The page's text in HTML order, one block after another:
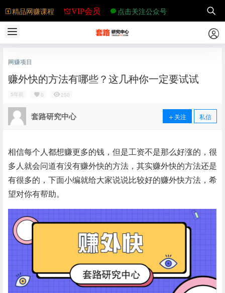
精品网赚课程 VIP会员 点击关注公众号
网赚项目
赚外快的方法有哪些？这几种你一定要试试
5年前 0 250
套路研究中心 关注 私信
相信每个人都想赚更多的钱，但是工资不是那么好涨的，很
多人就会问道有没有赚外快的方法，其实赚外快的方法还是
有很多的，下面小编就给大家说说比较好的赚外快方法，希
望对你有帮助。